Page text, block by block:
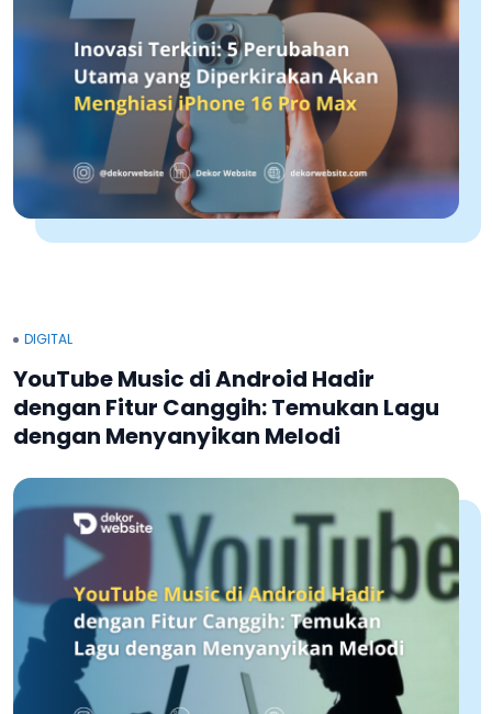
DIGITAL
YouTube Music di Android Hadir
dengan Fitur Canggih: Temukan Lagu
dengan Menyanyikan Melodi